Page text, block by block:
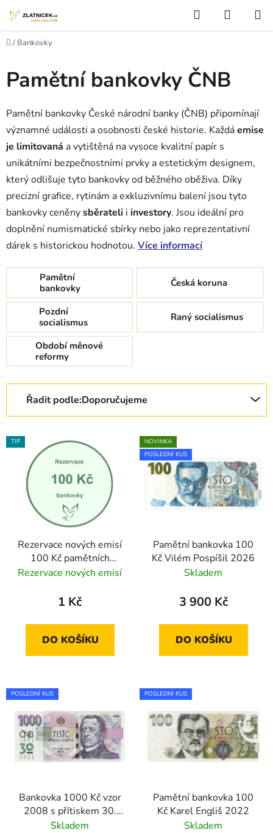
Hledat
Domů
/ Bankovky
Pamětní bankovky ČNB
Pamětní bankovky České národní banky (ČNB) připomínají
významné události a osobnosti české historie. Každáemise
je limitovaná a vytištěná na vysoce kvalitní papír s
unikátními bezpečnostními prvky a estetickým designem,
který odlišuje tyto bankovky od běžného oběživa. Díky
precizní grafice, rytinám a exkluzivnímu balení jsou tyto
bankovky ceněnysběrateli i investory. Jsou ideální pro
doplnění numismatické sbírky nebo jako reprezentativní
dárek s historickou hodnotou. Více informací
Pamětní
bankovky
Česká koruna
Pozdní
socialismus
Raný socialismus
Období měnové
reformy
Řazení produktů
Řadit podle:Doporučujeme
Výpis produktů
TIP
Rezervace nových emisí
100 Kč pamětních
bankovek ČNB
Rezervace nových emisí
1 Kč
DO KOŠÍKU
NOVINKA
POSLEDNÍ KUS
Pamětní bankovka 100
Kč Vilém Pospíšil 2026
Skladem
3 900 Kč
DO KOŠÍKU
POSLEDNÍ KUS
Bankovka 1000 Kč vzor
2008 s přítiskem 30.
výročí ČNB a české
Skladem
POSLEDNÍ KUS
Pamětní bankovka 100
Kč Karel Engliš 2022
Skladem